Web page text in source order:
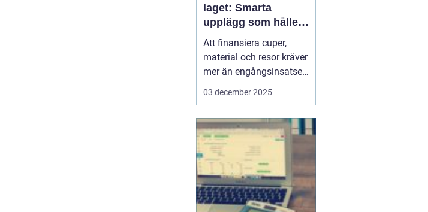
laget: Smarta
upplägg som håller i
längden
Att finansiera cuper,
material och resor kräver
mer än engångsinsatser.
Många lag väljer idag
och lojala kunder. Fokus
ligger på vardagsvaror,
tydlig pl...
03 december 2025